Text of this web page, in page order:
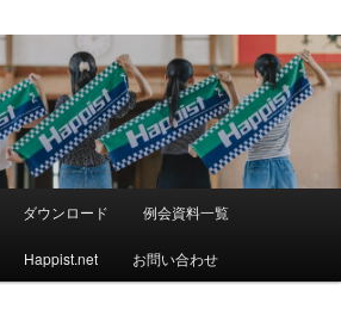
ダウンロード 例会資料一覧
Happist.net お問い合わせ